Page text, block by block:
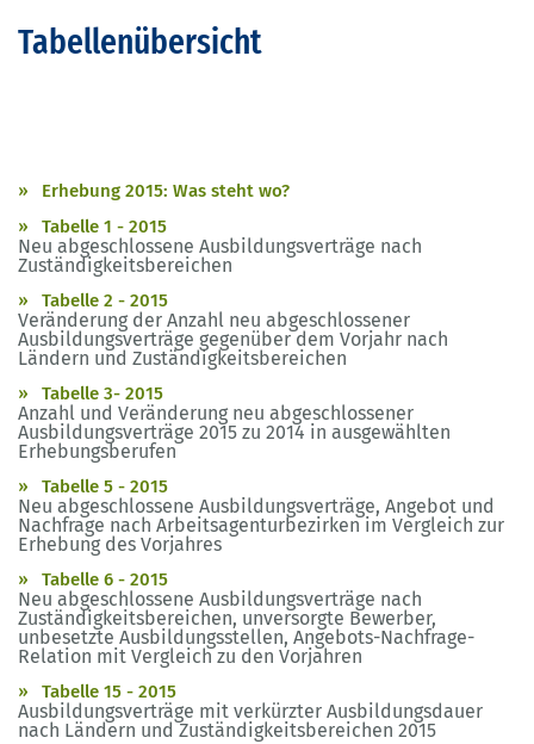
Tabellenübersicht
Erhebung 2015: Was steht wo?
Tabelle 1 - 2015
Neu abgeschlossene Ausbildungsverträge nach
Zuständigkeitsbereichen
Tabelle 2 - 2015
Veränderung der Anzahl neu abgeschlossener
Ausbildungsverträge gegenüber dem Vorjahr nach
Ländern und Zuständigkeitsbereichen
Tabelle 3- 2015
Anzahl und Veränderung neu abgeschlossener
Ausbildungsverträge 2015 zu 2014 in ausgewählten
Erhebungsberufen
Tabelle 5 - 2015
Neu abgeschlossene Ausbildungsverträge, Angebot und
Nachfrage nach Arbeitsagenturbezirken im Vergleich zur
Erhebung des Vorjahres
Tabelle 6 - 2015
Neu abgeschlossene Ausbildungsverträge nach
Zuständigkeitsbereichen, unversorgte Bewerber,
unbesetzte Ausbildungsstellen, Angebots-Nachfrage-
Relation mit Vergleich zu den Vorjahren
Tabelle 15 - 2015
Ausbildungsverträge mit verkürzter Ausbildungsdauer
nach Ländern und Zuständigkeitsbereichen 2015